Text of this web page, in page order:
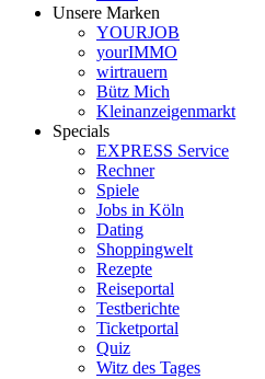
Unsere Marken
YOURJOB
yourIMMO
wirtrauern
Bütz Mich
Kleinanzeigenmarkt
Specials
EXPRESS Service
Rechner
Spiele
Jobs in Köln
Dating
Shoppingwelt
Rezepte
Reiseportal
Testberichte
Ticketportal
Quiz
Witz des Tages